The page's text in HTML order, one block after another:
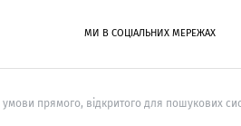
МИ В СОЦІАЛЬНИХ МЕРЕЖАХ
прямого, відкритого для пошукових